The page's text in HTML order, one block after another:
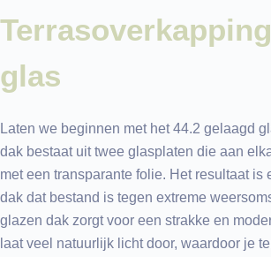
glas
Laten we beginnen met het 44.2 gelaagd
dak bestaat uit twee glasplaten die aan
met een transparante folie. Het resultaat is
dak dat bestand is tegen extreme
glazen dak zorgt voor een strakke en
laat veel natuurlijk licht door, waardoor je